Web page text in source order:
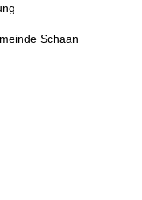
Schaan